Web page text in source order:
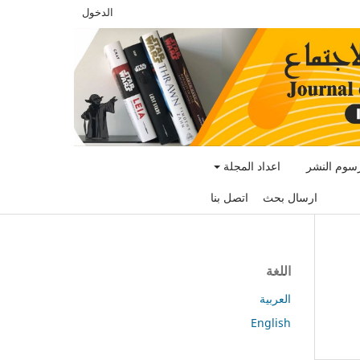
النشر اعداد المجلة
ارسال بحث اتصل بنا
الدخول
اللغة
العربية
English